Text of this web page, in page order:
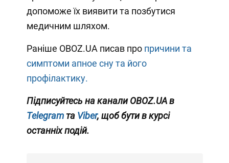
допоможе їх виявити та позбутися
медичним шляхом.
Раніше OBOZ.UA писав про причини та
симптоми апное сну та його
профілактику.
Підписуйтесь на канали OBOZ.UA в
Telegram та Viber, щоб бути в курсі
останніх подій.